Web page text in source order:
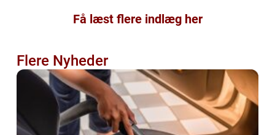
Få læst flere indlæg her
Flere Nyheder